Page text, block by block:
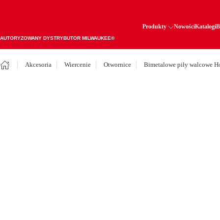
AUTORYZOWANY DYSTRYBUTOR MILWAUKEE®
Produkty NowościKatalogi
Akcesoria Wiercenie Otwornice Bimetalowe piły walcowe